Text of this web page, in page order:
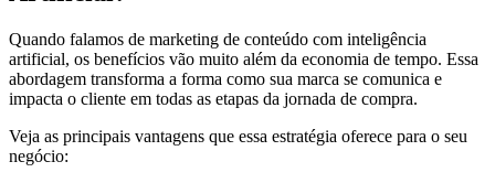
Quando falamos de marketing de conteúdo com inteligência
artificial, os benefícios vão muito além da economia de tempo. Essa
abordagem transforma a forma como sua marca se comunica e
impacta o cliente em todas as etapas da jornada de compra.
Veja as principais vantagens que essa estratégia oferece para o seu
negócio: